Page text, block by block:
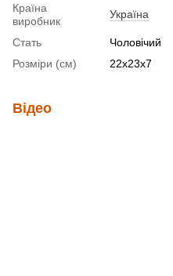
Країна
виробник
Україна
Стать
Чоловічий
Розміри (см)
22х23х7
Відео